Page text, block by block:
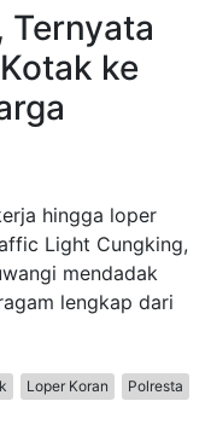
Ternyata
ke
hingga loper
Light Cungking,
mendadak
lengkap dari
Loper Koran
Polresta